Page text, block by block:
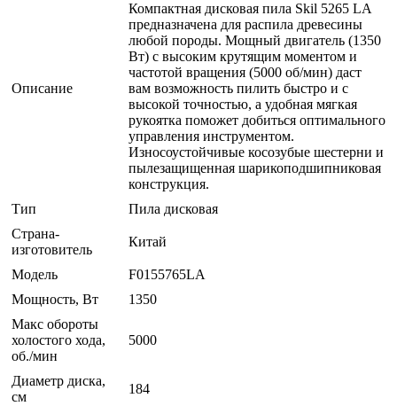
Описание
Компактная дисковая пила Skil 5265 LA
предназначена для распила древесины
любой породы. Мощный двигатель (1350
Вт) с высоким крутящим моментом и
частотой вращения (5000 об/мин) даст
вам возможность пилить быстро и с
высокой точностью, а удобная мягкая
рукоятка поможет добиться оптимального
управления инструментом.
Износоустойчивые косозубые шестерни и
пылезащищенная шарикоподшипниковая
конструкция.
Тип
Пила дисковая
Страна-
изготовитель
Китай
Модель
F0155765LA
Мощность, Вт
1350
Макс обороты
холостого хода,
об./мин
5000
Диаметр диска,
см
184